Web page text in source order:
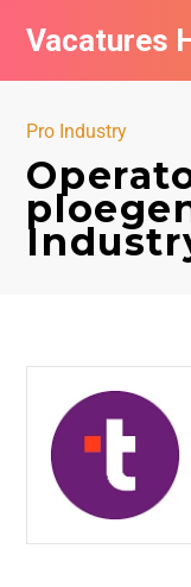
Vacatures
Pro Industry
Vacatures per
De populairste